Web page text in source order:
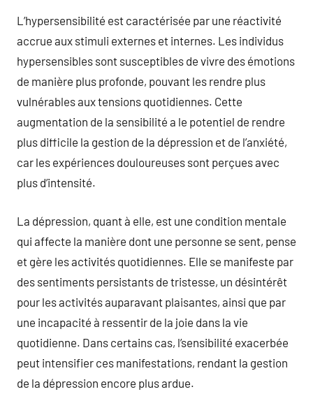
L’hypersensibilité est caractérisée par une réactivité
accrue aux stimuli externes et internes. Les individus
hypersensibles sont susceptibles de vivre des émotions
de manière plus profonde, pouvant les rendre plus
vulnérables aux tensions quotidiennes. Cette
augmentation de la sensibilité a le potentiel de rendre
plus difficile la gestion de la dépression et de l’anxiété,
car les expériences douloureuses sont perçues avec
plus d’intensité.
La dépression, quant à elle, est une condition mentale
qui affecte la manière dont une personne se sent, pense
et gère les activités quotidiennes. Elle se manifeste par
des sentiments persistants de tristesse, un désintérêt
pour les activités auparavant plaisantes, ainsi que par
une incapacité à ressentir de la joie dans la vie
quotidienne. Dans certains cas, l’sensibilité exacerbée
peut intensifier ces manifestations, rendant la gestion
de la dépression encore plus ardue.